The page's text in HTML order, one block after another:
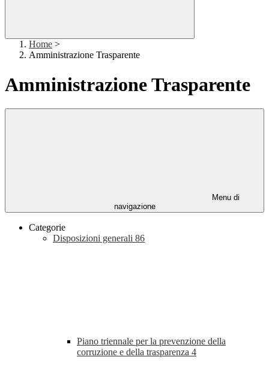
Home >
Amministrazione Trasparente
Amministrazione Trasparente
Menu di
navigazione
Categorie
Disposizioni generali 86
Piano triennale per la prevenzione della
corruzione e della trasparenza 4